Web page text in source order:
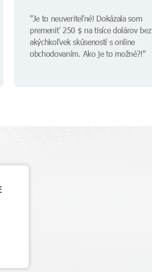
"Je to neuveriteľné! Dokázala som
premeniť 250 $ na tisíce dolárov bez
akýchkoľvek skúseností s online
obchodovaním. Ako je to možné?!"